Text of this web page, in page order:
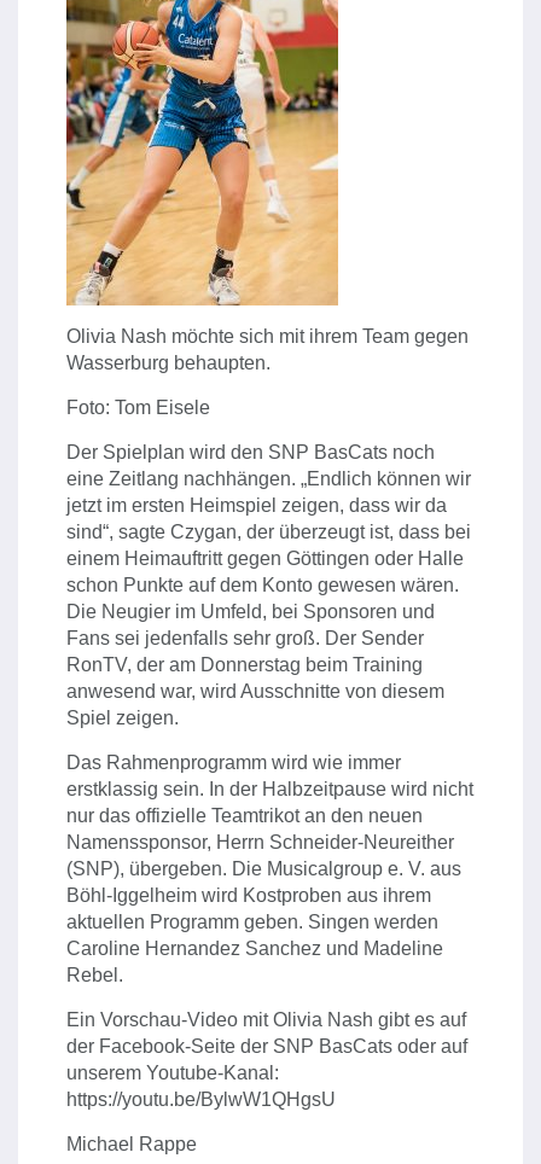
Olivia Nash möchte sich mit ihrem Team gegen
Wasserburg behaupten.
Foto: Tom Eisele
Der Spielplan wird den SNP BasCats noch
eine Zeitlang nachhängen. „Endlich können wir
jetzt im ersten Heimspiel zeigen, dass wir da
sind“, sagte Czygan, der überzeugt ist, dass bei
einem Heimauftritt gegen Göttingen oder Halle
schon Punkte auf dem Konto gewesen wären.
Die Neugier im Umfeld, bei Sponsoren und
Fans sei jedenfalls sehr groß. Der Sender
RonTV, der am Donnerstag beim Training
anwesend war, wird Ausschnitte von diesem
Spiel zeigen.
Das Rahmenprogramm wird wie immer
erstklassig sein. In der Halbzeitpause wird nicht
nur das offizielle Teamtrikot an den neuen
Namenssponsor, Herrn Schneider-Neureither
(SNP), übergeben. Die Musicalgroup e. V. aus
Böhl-Iggelheim wird Kostproben aus ihrem
aktuellen Programm geben. Singen werden
Caroline Hernandez Sanchez und Madeline
Rebel.
Ein Vorschau-Video mit Olivia Nash gibt es auf
der Facebook-Seite der SNP BasCats oder auf
unserem Youtube-Kanal:
https://youtu.be/BylwW1QHgsU
Michael Rappe